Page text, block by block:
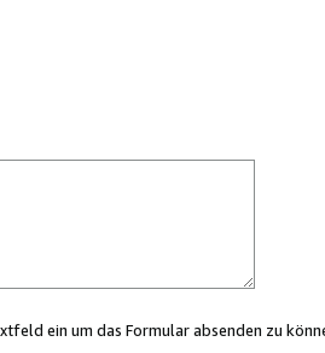
ein um das Formular absenden zu